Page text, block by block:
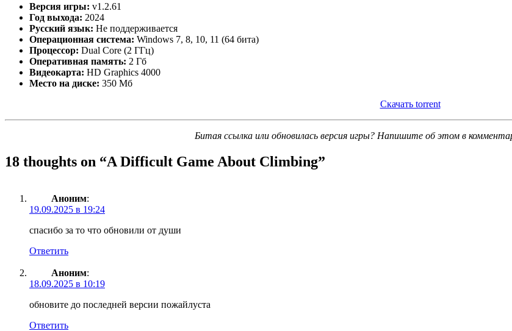
Версия игры: v1.2.61
Год выхода: 2024
Русский язык: Не поддерживается
Операционная система: Windows 7, 8, 10, 11 (64 бита)
Процессор: Dual Core (2 ГГц)
Оперативная память: 2 Гб
Видеокарта: HD Graphics 4000
Место на диске: 350 Мб
Скачать torrent
Битая ссылка или обновилась версия игры? Напишите об этом в
18 thoughts on “A Difficult Game About Climbing”
Аноним:
19.09.2025 в 19:24
спасибо за то что обновили от души
Ответить
Аноним:
18.09.2025 в 10:19
обновите до последней версии пожайлуста
Ответить